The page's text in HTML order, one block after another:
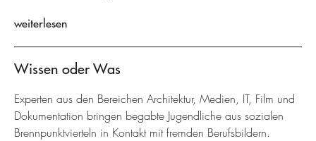
weiterlesen
Wissen oder Was
Experten aus den Bereichen Architektur, Medien, IT, Film und
Dokumentation bringen begabte Jugendliche aus sozialen
Brennpunktvierteln in Kontakt mit fremden Berufsbildern.